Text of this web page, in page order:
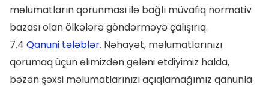
məlumatların qorunması ilə bağlı müvafiq normativ
bazası olan ölkələrə göndərməyə çalışırıq.
7.4 Qanuni tələblər. Nəhayət, məlumatlarınızı
qorumaq üçün əlimizdən gələni etdiyimiz halda,
bəzən şəxsi məlumatlarınızı açıqlamağımız qanunla